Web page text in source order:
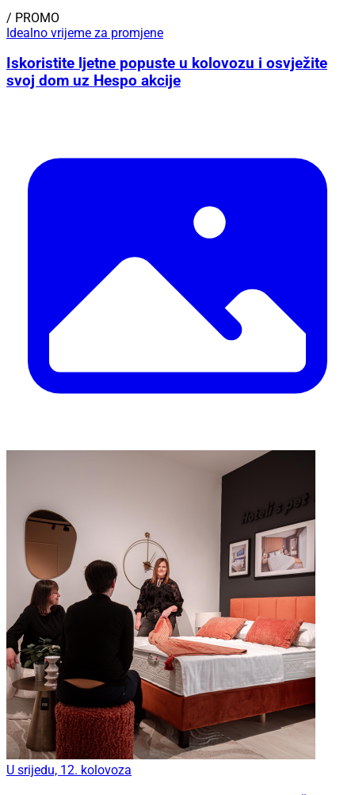
/ PROMO
Idealno vrijeme za promjene
Iskoristite ljetne popuste u kolovozu i osvježite
svoj dom uz Hespo akcije
U srijedu, 12. kolovoza